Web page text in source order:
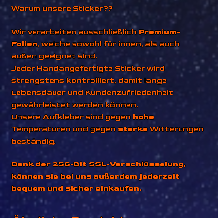
Warum unsere Sticker??
Wir verarbeiten ausschließlich Premium-
Folien, welche sowohl für innen, als auch
außen geeignet sind.
Jeder Handangefertigte Sticker wird
strengstens kontrolliert, damit lange
Lebensdauer und Kundenzufriedenheit
gewährleistet werden können.
Unsere Aufkleber sind gegen hohe
Temperaturen und gegen starkeWitterungen
beständig.
Dank der 256-Bit SSL-Verschlüsselung,
können sie bei uns außerdem jederzeit
bequem und sicher einkaufen.